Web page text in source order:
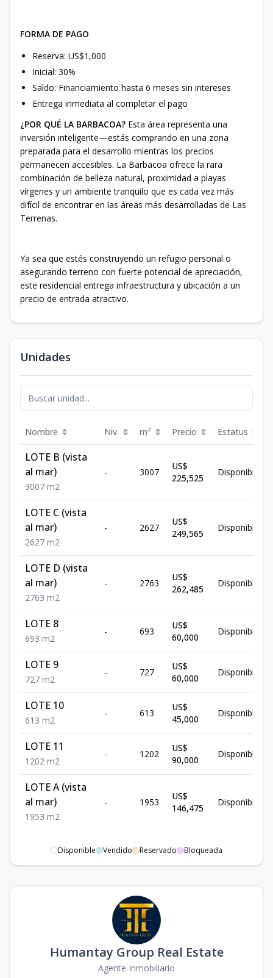
FORMA DE PAGO
Reserva: US$1,000
Inicial: 30%
Saldo: Financiamiento hasta 6 meses sin intereses
Entrega inmediata al completar el pago
¿POR QUÉ LA BARBACOA? Esta área representa una
inversión inteligente—estás comprando en una zona
preparada para el desarrollo mientras los precios
permanecen accesibles. La Barbacoa ofrece la rara
combinación de belleza natural, proximidad a playas
vírgenes y un ambiente tranquilo que es cada vez más
difícil de encontrar en las áreas más desarrolladas de Las
Terrenas.
Ya sea que estés construyendo un refugio personal o
asegurando terreno con fuerte potencial de apreciación,
este residencial entrega infraestructura y ubicación a un
precio de entrada atractivo.
Unidades
Nombre Niv. m² Precio Estatus
LOTE B (vista
al mar)
3007 m2
- 3007
US$
225,525
Disponible
LOTE C (vista
al mar)
2627 m2
- 2627
US$
249,565
Disponible
LOTE D (vista
al mar)
2763 m2
- 2763
US$
262,485
Disponible
LOTE 8
693 m2
- 693
US$
60,000
Disponible
LOTE 9
727 m2
- 727
US$
60,000
Disponible
LOTE 10
613 m2
- 613
US$
45,000
Disponible
LOTE 11
1202 m2
- 1202
US$
90,000
Disponible
LOTE A (vista
al mar)
1953 m2
- 1953
US$
146,475
Disponible
Disponible Vendido Reservado Bloqueada
Humantay Group Real Estate
Agente Inmobiliario